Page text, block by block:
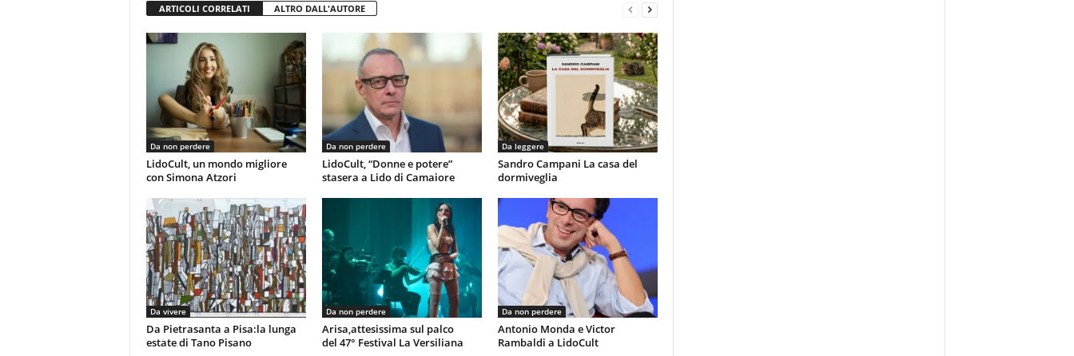
ARTICOLI CORRELATI ALTRO DALL'AUTORE
Da non perdere
LidoCult, un mondo migliore
con Simona Atzori
Da non perdere
LidoCult, “Donne e potere”
stasera a Lido di Camaiore
Da leggere
Sandro Campani La casa del
dormiveglia
Da vivere
Da Pietrasanta a Pisa:la lunga
estate di Tano Pisano
Da non perdere
Arisa,attesissima sul palco
del 47° Festival La Versiliana
Da non perdere
Antonio Monda e Victor
Rambaldi a LidoCult